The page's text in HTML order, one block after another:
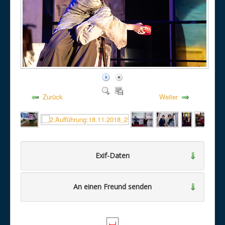
Zurück Weiter
Exif-Daten
An einen Freund senden